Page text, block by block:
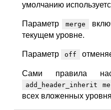
умолчанию
Параметр merge
текущем уровне.
Параметр off
Сами правила
add_header_inherit
всех вложенных